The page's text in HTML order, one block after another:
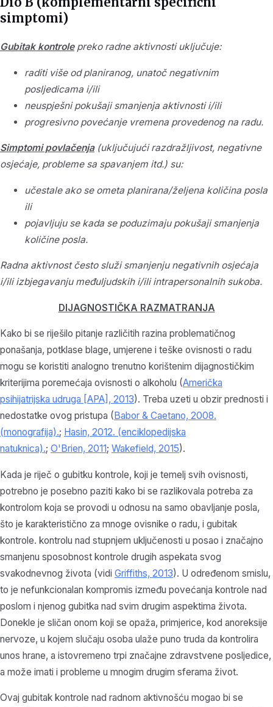
simptomi)
Gubitak kontrolepreko radne aktivnosti uključuje:
raditi više od planiranog, unatoč negativnim
posljedicama i/ili
neuspješni pokušaji smanjenja aktivnosti i/ili
progresivno povećanje vremena provedenog na radu.
Simptomi povlačenja(uključujući razdražljivost, negativne
osjećaje, probleme sa spavanjem itd.) su:
učestale ako se ometa planirana/željena količina posla
ili
pojavljuju se kada se poduzimaju pokušaji smanjenja
količine posla.
Radna aktivnost često služi smanjenju negativnih osjećaja
i/ili izbjegavanju međuljudskih i/ili intrapersonalnih sukoba.
DIJAGNOSTIČKA RAZMATRANJA
Kako bi se riješilo pitanje različitih razina problematičnog
ponašanja, potklase blage, umjerene i teške ovisnosti o radu
mogu se koristiti analogno trenutno korištenim dijagnostičkim
kriterijima poremećaja ovisnosti o alkoholu (Američka
psihijatrijska udruga [APA], 2013). Treba uzeti u obzir prednosti i
nedostatke ovog pristupa (Babor & Caetano, 2008.
(monografija).; Hasin, 2012. (enciklopedijska
natuknica).; O'Brien, 2011; Wakefield, 2015).
Kada je riječ o gubitku kontrole, koji je temelj svih ovisnosti,
potrebno je posebno paziti kako bi se razlikovala potreba za
kontrolom koja se provodi u odnosu na samo obavljanje posla,
što je karakteristično za mnoge ovisnike o radu, i gubitak
kontrole. kontrolu nad stupnjem uključenosti u posao i značajno
smanjenu sposobnost kontrole drugih aspekata svog
svakodnevnog života (vidi Griffiths, 2013). U određenom smislu,
to je nefunkcionalan kompromis između povećanja kontrole nad
poslom i njenog gubitka nad svim drugim aspektima života.
Donekle je sličan onom koji se opaža, primjerice, kod anoreksije
nervoze, u kojem slučaju osoba ulaže puno truda da kontrolira
unos hrane, a istovremeno trpi značajne zdravstvene posljedice,
a može imati i probleme u mnogim drugim sferama život.
Ovaj gubitak kontrole nad radnom aktivnošću mogao bi se